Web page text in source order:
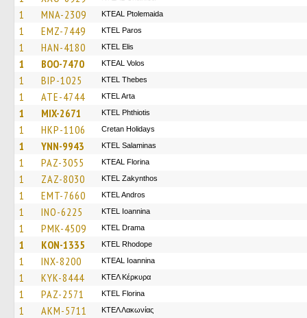
1 MNA-2309 KTEAL Ptolemaida
1 EMZ-7449 KTEL Paros
1 HAN-4180 KTEL Elis
1 BOO-7470 KTEAL Volos
1 BIP-1025 KTEL Thebes
1 ATE-4744 KTEL Arta
1 MIX-2671 ΚΤΕL Phthiotis
1 HKP-1106 Cretan Holidays
1 YNN-9943 KTEL Salaminas
1 PAZ-3055 KTEAL Florina
1 ZAZ-8030 KTEL Zakynthos
1 EMT-7660 KTEL Andros
1 INO-6225 KTEL Ioannina
1 PMK-4509 KTEL Drama
1 KON-1335 KTEL Rhodope
1 INX-8200 KTEAL Ioannina
1 KYK-8444 ΚΤΕΛ Κέρκυρα
1 PAZ-2571 KTEL Florina
1 AKM-5711 ΚΤΕΛ Λακωνίας